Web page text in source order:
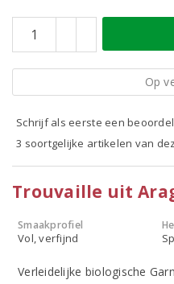
Op
Schrijf als eerste een
3 soortgelijke artikelen van
Trouvaille uit
Smaakprofiel
Vol, verfijnd
Verleidelijke biologische